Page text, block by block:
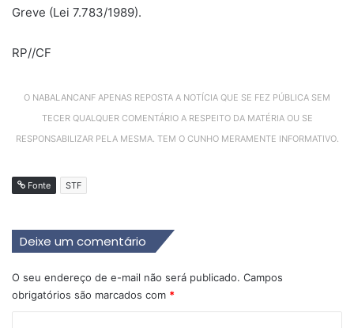
Greve (Lei 7.783/1989).
RP//CF
O NABALANCANF APENAS REPOSTA A NOTÍCIA QUE SE FEZ PÚBLICA SEM
TECER QUALQUER COMENTÁRIO A RESPEITO DA MATÉRIA OU SE
RESPONSABILIZAR PELA MESMA. TEM O CUNHO MERAMENTE INFORMATIVO.
Fonte STF
Deixe um comentário
O seu endereço de e-mail não será publicado. Campos
obrigatórios são marcados com *